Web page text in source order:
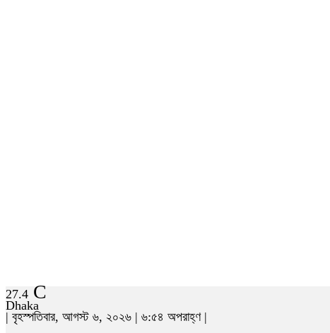
27.4 C
Dhaka
| বৃহস্পতিবার, আগস্ট ৬, ২০২৬ | ৬:৫৪ অপরাহ্ণ |